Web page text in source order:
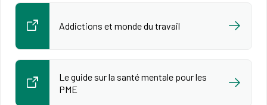
Addictions et monde du travail
Le guide sur la santé mentale pour les
PME